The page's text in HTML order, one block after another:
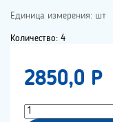
Единица измерения: шт
Количество: 4
2850,0 P